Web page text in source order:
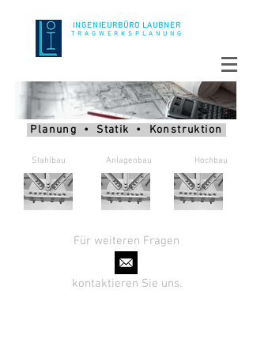
INGENIEURBÜRO LAUBNER
T R A G W E R K S P L A N U N G
Planung • Statik • Konstruktion
Stahlbau Anlagenbau Hochbau
Für weiteren Fragen
kontaktieren Sie uns.